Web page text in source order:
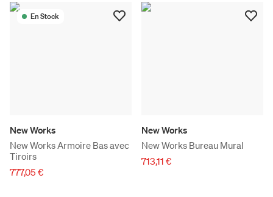
En Stock
New Works
New Works Armoire Bas avec
Tiroirs
777,05 €
New Works
New Works Bureau Mural
713,11 €